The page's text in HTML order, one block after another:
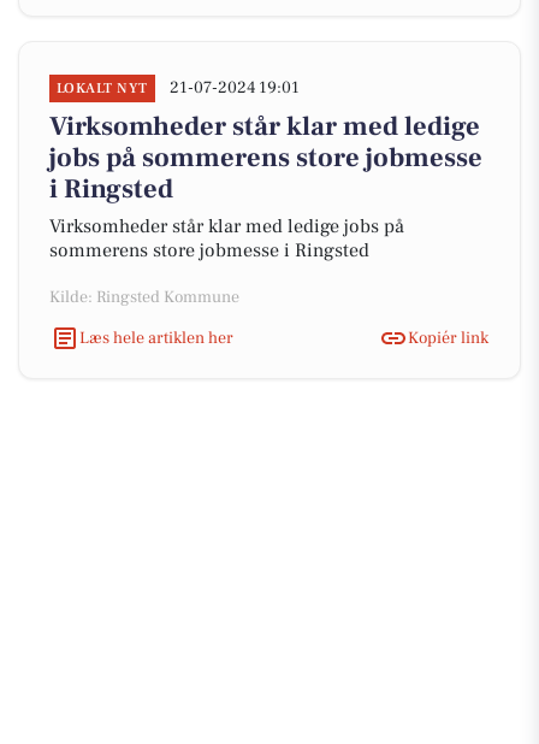
LOKALT NYT 21-07-2024 19:01
Virksomheder står klar med ledige
jobs på sommerens store jobmesse
i Ringsted
Virksomheder står klar med ledige jobs på
sommerens store jobmesse i Ringsted
Kilde: Ringsted Kommune
Læs hele artiklen her
Kopiér link